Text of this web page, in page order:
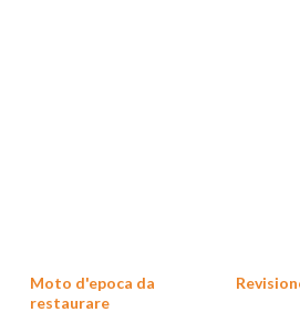
Moto d'epoca da
restaurare